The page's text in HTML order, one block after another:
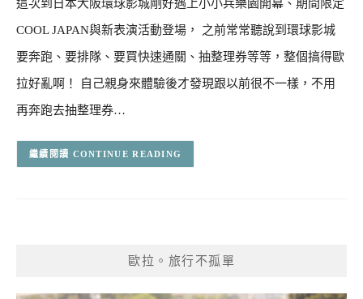
這次到日本大阪環球影城剛好遇上小小兵樂園開幕、期間限定
COOL JAPAN與新表演活動登場， 之前常常聽說到環球影城
要奔跑、要排隊、要買快速通關、抽整理券等等，整個搞得歐
拉好亂啊！ 自己親身來體驗後才發現跟以前很不一樣，不用
再奔跑去抽整理券…
CONTINUE READING
歐拉。旅行不孤單